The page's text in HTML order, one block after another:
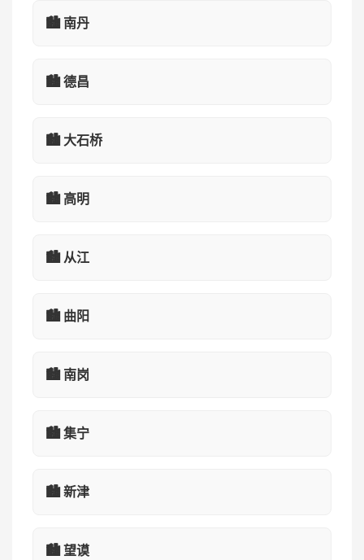
🏙️ 南丹
🏙️ 德昌
🏙️ 大石桥
🏙️ 高明
🏙️ 从江
🏙️ 曲阳
🏙️ 南岗
🏙️ 集宁
🏙️ 新津
🏙️ 望谟